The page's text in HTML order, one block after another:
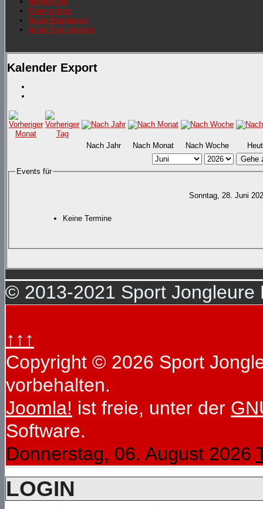
Datenschutz
Inhalt Hauptmenü
Inhalt Sportangebot
Kalender Export
Nach Jahr Nach Monat Nach Woche
Gehe
Events für
Sonntag, 28. Juni
Keine Termine
© 2013-2021 Sport Jongleure
↑↑↑
Copyright © 2026 Sport
vorbehalten.
Joomla! ist freie, unter der
Software.
Donnerstag, 06. August 2026
LOGIN